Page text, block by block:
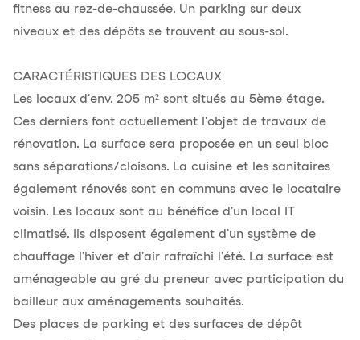
fitness au rez-de-chaussée. Un parking sur deux
niveaux et des dépôts se trouvent au sous-sol.
CARACTÉRISTIQUES DES LOCAUX
Les locaux d'env. 205 m² sont situés au 5ème étage.
Ces derniers font actuellement l'objet de travaux de
rénovation. La surface sera proposée en un seul bloc
sans séparations/cloisons. La cuisine et les sanitaires
également rénovés sont en communs avec le locataire
voisin. Les locaux sont au bénéfice d'un local IT
climatisé. Ils disposent également d'un système de
chauffage l'hiver et d'air rafraîchi l'été. La surface est
aménageable au gré du preneur avec participation du
bailleur aux aménagements souhaités.
Des places de parking et des surfaces de dépôt